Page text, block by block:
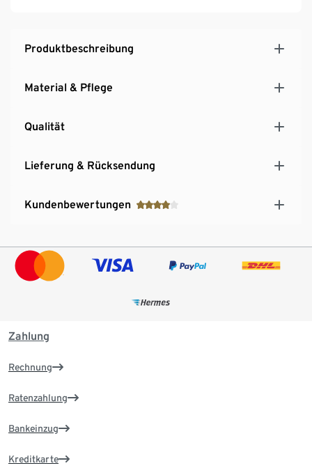
Produktbeschreibung
Material & Pflege
Qualität
Lieferung & Rücksendung
Kundenbewertungen
Zahlung
Rechnung
Ratenzahlung
Bankeinzug
Kreditkarte